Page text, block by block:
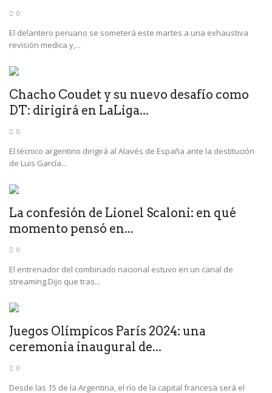
0
El delantero peruano se someterá este martes a una exhaustiva
revisión medica y,...
Chacho Coudet y su nuevo desafío como
DT: dirigirá en LaLiga...
0
El técnico argentino dirigirá al Alavés de España ante la destitución
de Luis García...
La confesión de Lionel Scaloni: en qué
momento pensó en...
0
El entrenador del combinado nacional estuvo en un canal de
streaming.Dijo que tras...
Juegos Olímpicos París 2024: una
ceremonia inaugural de...
0
Desde las 15 de la Argentina, el río de la capital francesa será el